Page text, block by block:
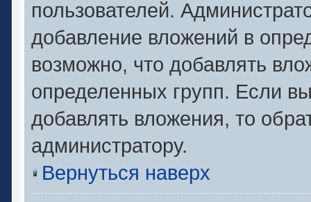
пользователей.
добавление вложений в
возможно, что добавлять
определенных групп. Если
добавлять вложения, то
администратору.
Вернуться наверх